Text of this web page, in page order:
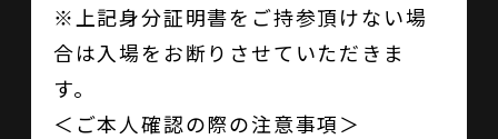
※上記身分証明書をご持参頂けない場
合は入場をお断りさせていただきま
す。
＜ご本人確認の際の注意事項＞